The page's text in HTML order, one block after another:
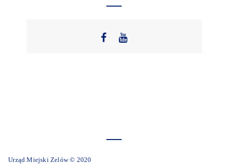
Urząd Miejski Zelów © 2020